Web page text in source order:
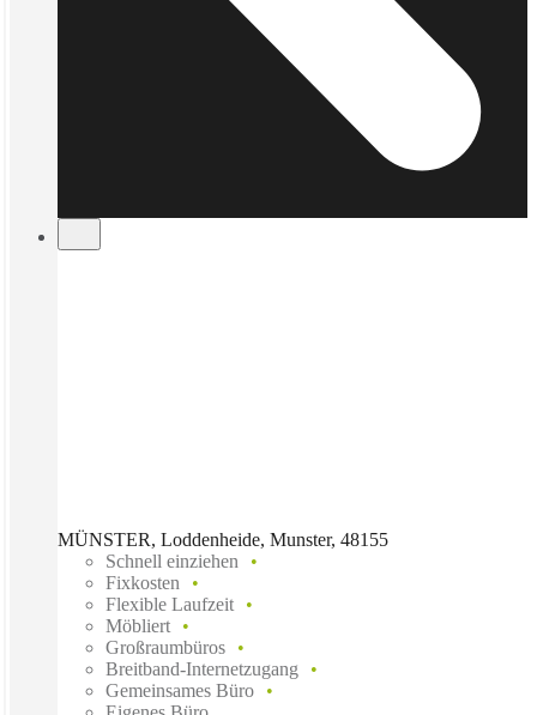
MÜNSTER, Loddenheide, Munster, 48155
Schnell einziehen
Fixkosten
Flexible Laufzeit
Möbliert
Großraumbüros
Breitband-Internetzugang
Gemeinsames Büro